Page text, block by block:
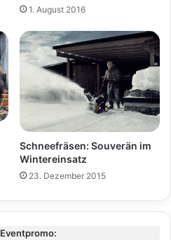
1. August 2016
Schneefräsen: Souverän im
Wintereinsatz
23. Dezember 2015